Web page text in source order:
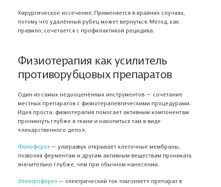
Хирургическое иссечение. Применяется в крайних случаях,
потому что удалённый рубец может вернуться. Метод, как
правило, сочетается с профилактикой рецидива.
Физиотерапия как усилитель
противорубцовых препаратов
Один из самых недооценённых инструментов — сочетание
местных препаратов с физиотерапевтическими процедурами.
Идея проста: физиотерапия помогает активным компонентам
проникнуть глубже в ткани и накопиться там в виде
«лекарственного депо».
Фонофорез— ультразвук открывает клеточные мембраны,
позволяя ферментам и другим активным веществам проникать
значительно глубже, чем при обычном нанесении.
Электрофорез— электрический ток «загоняет» препарат в